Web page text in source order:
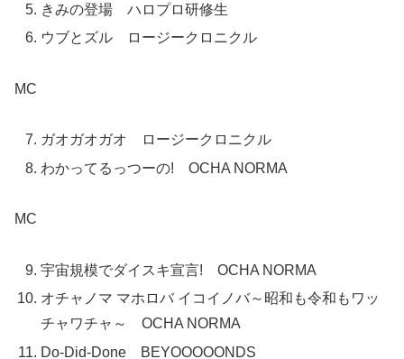
きみの登場 ハロプロ研修生
ウブとズル ロージークロニクル
MC
ガオガオガオ ロージークロニクル
わかってるっつーの! OCHA NORMA
MC
宇宙規模でダイスキ宣言! OCHA NORMA
オチャノマ マホロバ イコイノバ～昭和も令和もワッ
チャワチャ～ OCHA NORMA
Do-Did-Done BEYOOOOONDS